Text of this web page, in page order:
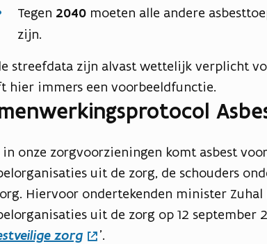
Tegen 2040 moeten alle andere
zijn.
streefdata zijn alvast wettelijk verplicht
hier immers een voorbeeldfunctie.
onze zorgvoorzieningen komt asbest
uit de zorg, de schouders
Hiervoor ondertekenden minister Zuhal
uit de zorg op 12 september
zorg
'.